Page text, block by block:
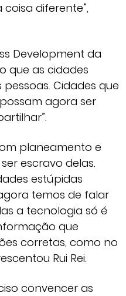
coisa diferente”,
Development da
que as cidades
Cidades que
agora ser
planeamento e
escravo delas.
estúpidas
temos de falar
a tecnologia só é
que
corretas, como no
Rui Rei.
convencer as